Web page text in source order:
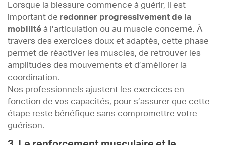
Lorsque la blessure commence à guérir, il est
important de redonner progressivement de la
mobilité à l’articulation ou au muscle concerné. À
travers des exercices doux et adaptés, cette phase
permet de réactiver les muscles, de retrouver les
amplitudes des mouvements et d’améliorer la
coordination.
Nos professionnels ajustent les exercices en
fonction de vos capacités, pour s’assurer que cette
étape reste bénéfique sans compromettre votre
guérison.